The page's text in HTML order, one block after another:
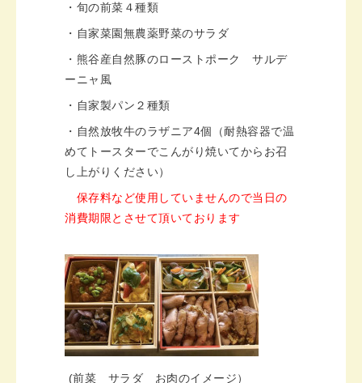
・旬の前菜４種類
・自家菜園無農薬野菜のサラダ
・熊谷産自然豚のローストポーク サルデ
ーニャ風
・自家製パン２種類
・ 自然放牧牛のラザニア4個（耐熱容器で温
めてトースターでこんがり焼いてからお召
し上がりください）
保存料など使用していませんので当日の
消費期限とさせて頂いております
(前菜 サラダ お肉のイメージ）